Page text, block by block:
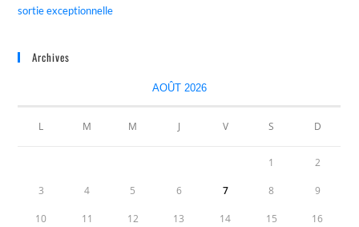
sortie exceptionnelle
Archives
AOÛT 2026
L M M J V S D
1 2
3 4 5 6 7 8 9
10 11 12 13 14 15 16